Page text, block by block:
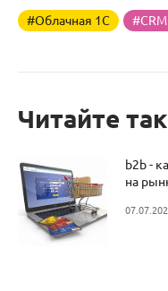
#Облачная 1С
Читайте
b2b -
на